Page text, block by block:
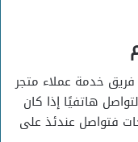
خدمة عملاء متجر
هاتفيًا إذا كان
فتواصل عندئذ على